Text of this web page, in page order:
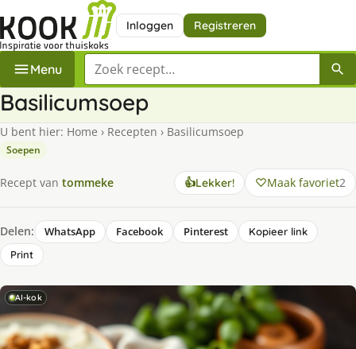
Inloggen Registreren
Menu Zoek een recept
Basilicumsoep
U bent hier: Home › Recepten › Basilicumsoep
Soepen
Recept van tommeke 👍Lekker! Maak favoriet2
Delen: WhatsApp Facebook Pinterest
Kopieer link
Print
AI-kok